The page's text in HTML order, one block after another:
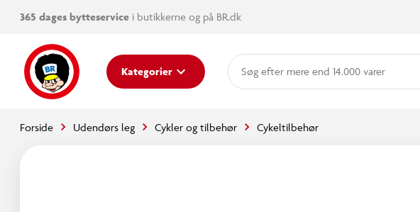
365 dages bytteservice i butikkerne og på BR.dk
Kategorier mere end 14.000 varer
Forside Udendørs leg Cykler og tilbehør Cykeltilbehør